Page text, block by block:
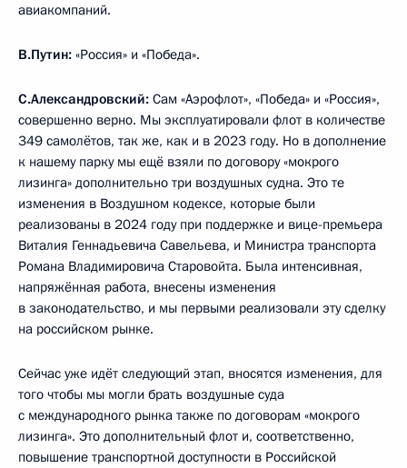
авиакомпаний.
В.Путин: «Россия» и «Победа».
С.Александровский: Сам «Аэрофлот», «Победа» и «Россия»,
совершенно верно. Мы эксплуатировали флот в количестве
349 самолётов, так же, как и в 2023 году. Но в дополнение
к нашему парку мы ещё взяли по договору «мокрого
лизинга» дополнительно три воздушных судна. Это те
изменения в Воздушном кодексе, которые были
реализованы в 2024 году при поддержке и вице-премьера
Виталия Геннадьевича Савельева, и Министра транспорта
Романа Владимировича Старовойта. Была интенсивная,
напряжённая работа, внесены изменения
в законодательство, и мы первыми реализовали эту сделку
на российском рынке.
Сейчас уже идёт следующий этап, вносятся изменения, для
того чтобы мы могли брать воздушные суда
с международного рынка также по договорам «мокрого
лизинга». Это дополнительный флот и, соответственно,
повышение транспортной доступности в Российской